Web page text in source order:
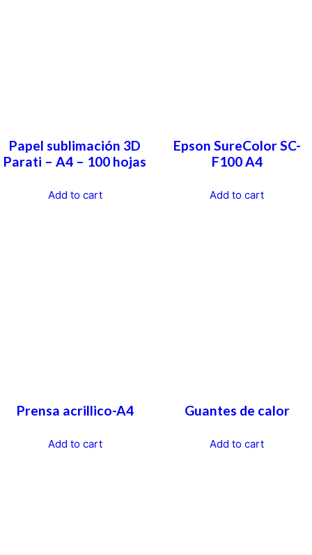
Papel sublimación 3D
Parati – A4 – 100 hojas
Add to cart
Epson SureColor SC-
F100 A4
Add to cart
Prensa acrillico-A4
Add to cart
Guantes de calor
Add to cart